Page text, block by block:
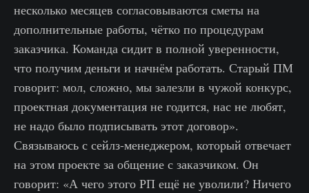
несколько месяцев согласовываются сметы на
дополнительные работы, чётко по процедурам
заказчика. Команда сидит в полной уверенности,
что получим деньги и начнём работать. Старый ПМ
говорит: мол, сложно, мы залезли в чужой конкурс,
проектная документация не годится, нас не любят,
не надо было подписывать этот договор».
Связываюсь с сейлз-менеджером, который отвечает
на этом проекте за общение с заказчиком. Он
говорит: «А чего этого РП ещё не уволили? Ничего